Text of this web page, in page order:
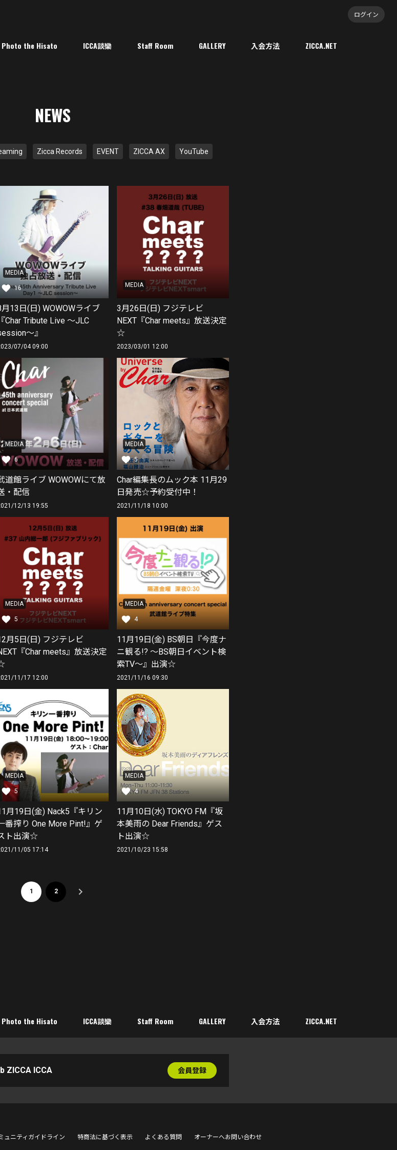
ログイン
Photo the Hisato ICCA談欒 Staff Room GALLERY 入会方法 ZICCA.NET
NEWS
Zicca Records EVENT ZICCA AX YouTube
MEDIA
16
13日(日) WOWOWライブ
『Char Tribute Live 〜JLC
〜』
07/04 09:00
MEDIA
3月26日(日) フジテレビ
NEXT『Char meets』放送決定
☆
2023/03/01 12:00
MEDIA
6
道館ライブ WOWOWにて放
・配信
12/13 19:55
MEDIA
5
Char編集長のムック本 11月29
日発売☆予約受付中！
2021/11/18 10:00
MEDIA
5
月5日(日) フジテレビ
『Char meets』放送決定
11/17 12:00
MEDIA
4
11月19日(金) BS朝日『今度ナ
ニ観る!? ～BS朝日イベント検
索TV～』出演☆
2021/11/16 09:30
MEDIA
5
月19日(金) Nack5『キリン
番搾り One More Pint!』ゲ
ト出演☆
11/05 17:14
MEDIA
4
11月10日(水) TOKYO FM『坂
本美雨の Dear Friends』ゲス
ト出演☆
2021/10/23 15:58
1 2
Photo the Hisato ICCA談欒 Staff Room GALLERY 入会方法 ZICCA.NET
ZICCA ICCA 会員登録
ュニティガイドライン 特商法に基づく表示 よくある質問 オーナーへお問い合わせ